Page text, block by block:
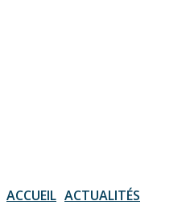
ACCUEIL ACTUALITÉS